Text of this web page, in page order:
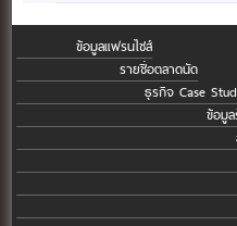
ข้อมูลแฟรนไชส์
รายชื่อตลาดนัด
ธุรกิจ Case
ข้อมู